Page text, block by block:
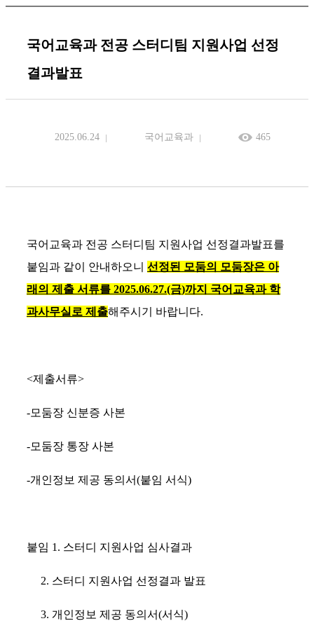
국어교육과 전공 스터디팀 지원사업 선정
결과발표
2025.06.24 국어교육과 465
국어교육과 전공 스터디팀 지원사업 선정결과발표를
붙임과 같이 안내하오니 선정된 모둠의 모둠장은 아
래의 제출 서류를 2025.06.27.(금)까지 국어교육과 학
과사무실로 제출해주시기 바랍니다.
<제출서류>
-모둠장 신분증 사본
-모둠장 통장 사본
-개인정보 제공 동의서(붙임 서식)
붙임 1. 스터디 지원사업 심사결과
2. 스터디 지원사업 선정결과 발표
3. 개인정보 제공 동의서(서식)